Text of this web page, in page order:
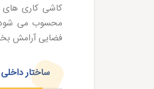
کاشی کاری های
محسوب می شود.
فضایی آرامش
ساختار